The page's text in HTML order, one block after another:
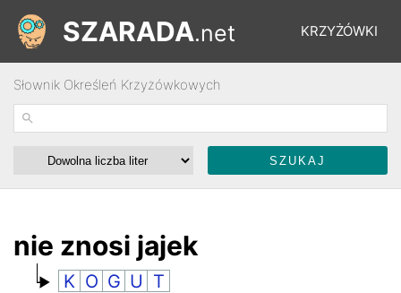
KRZYŻÓWKI
ŁAMIGŁÓWKI
SZARADA.net
Słownik Określeń Krzyżówkowych
nie znosi jajek
K O G U T